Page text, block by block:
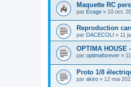
Maquette RC
par Evage » 10 oct.
Reproduction
par DACECOLI » 11
OPTIMA HOUSE
par optimaforever »
Proto 1/8
par akiro » 12 mai